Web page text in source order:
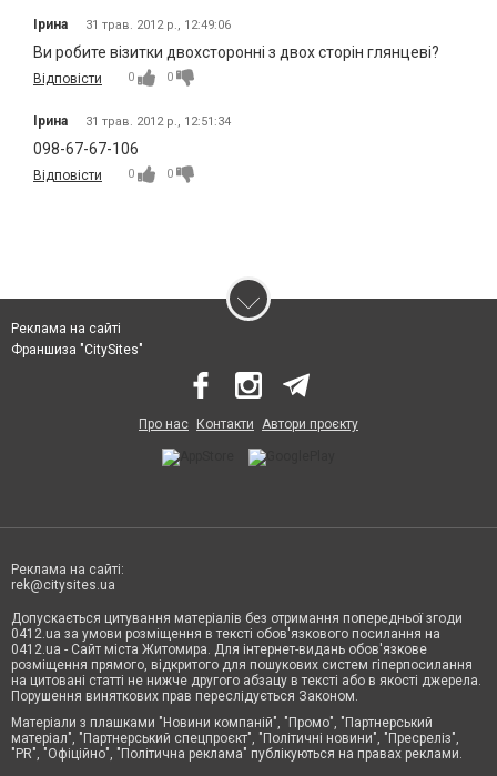
Ірина 31 трав. 2012 р., 12:49:06
Ви робите візитки двохсторонні з двох сторін глянцеві?
Відповісти 0 0
Ірина 31 трав. 2012 р., 12:51:34
098-67-67-106
Відповісти 0 0
Реклама на сайті
Франшиза "CitySites"
Про нас Контакти Автори проєкту
Реклама на сайті:
rek@citysites.ua
Допускається цитування матеріалів без отримання попередньої згоди
0412.ua за умови розміщення в тексті обов'язкового посилання на
0412.ua - Сайт міста Житомира. Для інтернет-видань обов'язкове
розміщення прямого, відкритого для пошукових систем гіперпосилання
на цитовані статті не нижче другого абзацу в тексті або в якості джерела.
Порушення виняткових прав переслідується Законом.
Матеріали з плашками "Новини компаній", "Промо", "Партнерський
матеріал", "Партнерський спецпроєкт", "Політичні новини", "Пресреліз",
"PR", "Офіційно", "Політична реклама" публікуються на правах реклами.